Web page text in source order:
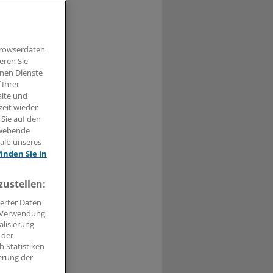
0
Januar
Sie
Dienste
Ihrer
und
wieder
auf den
unseres
Sie in
Daten
Statistiken
der